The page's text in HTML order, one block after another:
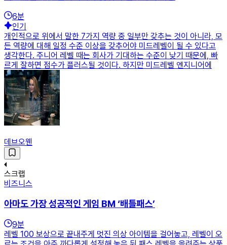
6분
인기
개인적으로 위에서 말한 7가지 역량 중 일부만 갖추는 것이 아니라, 모
든 역량에 대해 일정 수준 이상을 갖추어야 미드레벨이 될 수 있다고
생각한다. 주니어 레벨 때는 회사가 기대하는 수준이 낮기 때문에, 빠
르게 잘하면 점수가 플러스될 것이다. 하지만 미드레벨 엔지니어에
데브오웬
스크랩
비즈니스
아마도 가장 성공적인 게임 BM ‘배틀패스’
9분
레벨 100 보상으로 끝내주게 멋진 의상 아이템을 걸어놓고, 레벨이 오